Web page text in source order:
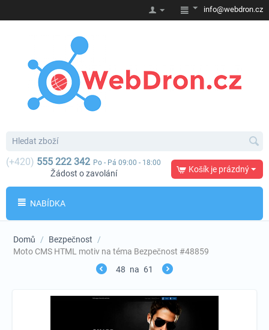
info@webdron.cz
(+420) 555 222 342 Po - Pá 09:00 - 18:00
Žádost o zavolání Košík je prázdný
NABÍDKA
Domů / Bezpečnost
/
Moto CMS HTML motiv na téma Bezpečnost #48859
48 na 61